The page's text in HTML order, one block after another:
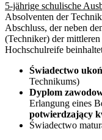
5-jährige schulische
Absolventen der
Abschluss, der neben
(Techniker) der
Hochschulreife
Świadectwo
Technikums)
Dyplom
Erlangung eines
potwierdzający
Świadectwo